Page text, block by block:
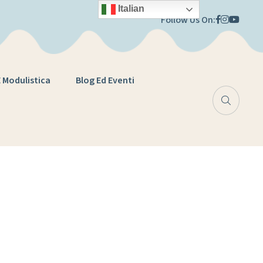
Follow Us On:
Modulistica Blog Ed Eventi
Italian